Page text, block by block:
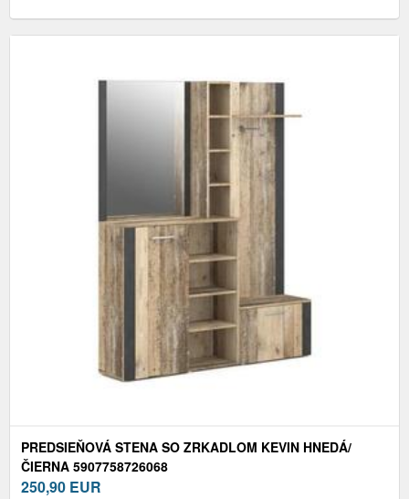
PREDSIEŇOVÁ STENA SO ZRKADLOM KEVIN HNEDÁ/
ČIERNA 5907758726068
250,90 EUR